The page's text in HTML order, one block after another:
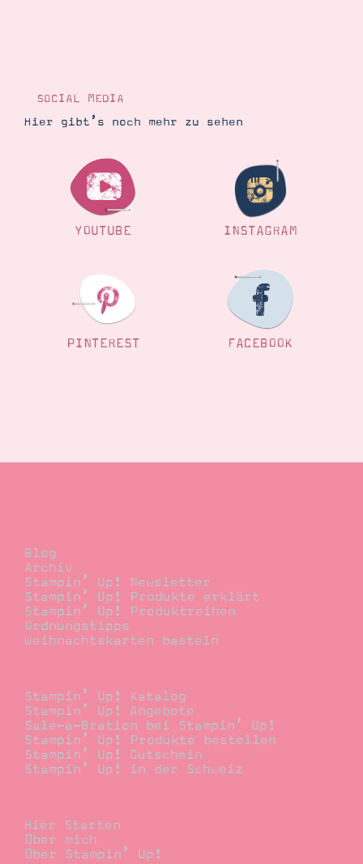
SOCIAL MEDIA
Hier gibt’s noch mehr zu sehen
YOUTUBE INSTAGRAM
PINTEREST FACEBOOK
Blog
Archiv
Stampin’ Up! Newsletter
Stampin’ Up! Produkte erklärt
Stampin’ Up! Produktreihen
Ordnungstipps
Weihnachtskarten basteln
Stampin’ Up! Katalog
Stampin’ Up! Angebote
Sale-a-Bration bei Stampin’ Up!
Stampin’ Up! Produkte bestellen
Stampin’ Up! Gutschein
Stampin’ Up! in der Schweiz
Hier Starten
Über mich
Über Stampin’ Up!